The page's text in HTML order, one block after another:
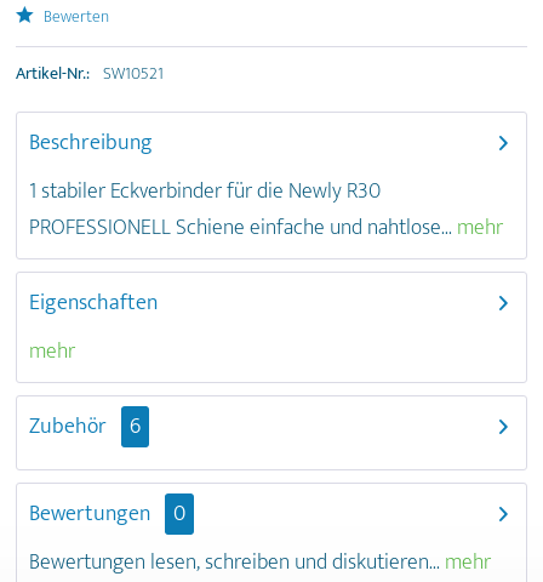
Bewerten
Artikel-Nr.: SW10521
Beschreibung
1 stabiler Eckverbinder für die Newly R30
PROFESSIONELL Schiene einfache und nahtlose... mehr
Eigenschaften
mehr
Zubehör 6
Bewertungen
0
Bewertungen lesen, schreiben und diskutieren... mehr